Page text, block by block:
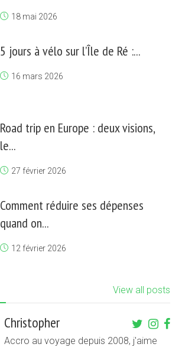
18 mai 2026
5 jours à vélo sur l’Île de Ré :...
16 mars 2026
Road trip en Europe : deux visions,
le...
27 février 2026
Comment réduire ses dépenses
quand on...
12 février 2026
View all posts
Christopher
Accro au voyage depuis 2008, j'aime